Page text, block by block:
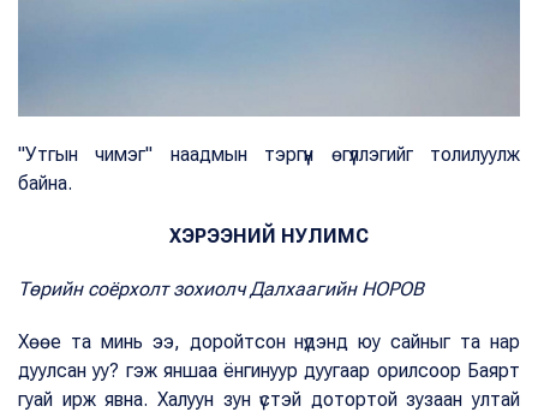
"Утгын чимэг" наадмын тэргүүн өгүүллэгийг толилуулж
байна.
ХЭРЭЭНИЙ НУЛИМС
Төрийн соёрхолт зохиолч Далхаагийн НОРОВ
Хөөе та минь ээ, доройтсон нүдэнд юу сайныг та нар
дуулсан уу? гэж яншаа ёнгинуур дуугаар орилсоор Баярт
гуай ирж явна. Халуун зун үстэй дотортой зузаан ултай